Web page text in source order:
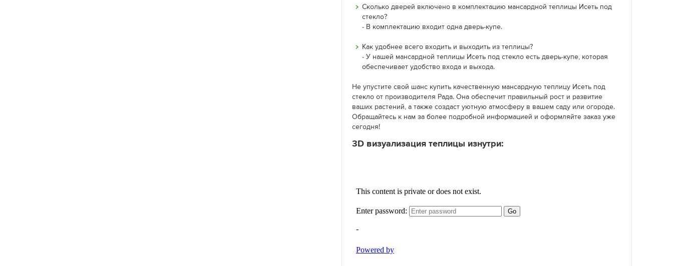
Сколько дверей включено в комплектацию мансардной теплицы Исеть под
стекло?
- В комплектацию входит одна дверь-купе.
Как удобнее всего входить и выходить из теплицы?
- У нашей мансардной теплицы Исеть под стекло есть дверь-купе, которая
обеспечивает удобство входа и выхода.
Не упустите свой шанс купить качественную мансардную теплицу Исеть под
стекло от производителя Рада. Она обеспечит правильный рост и развитие
ваших растений, а также создаст уютную атмосферу в вашем саду или огороде.
Обращайтесь к нам за более подробной информацией и оформляйте заказ уже
сегодня!
3D визуализация теплицы изнутри: